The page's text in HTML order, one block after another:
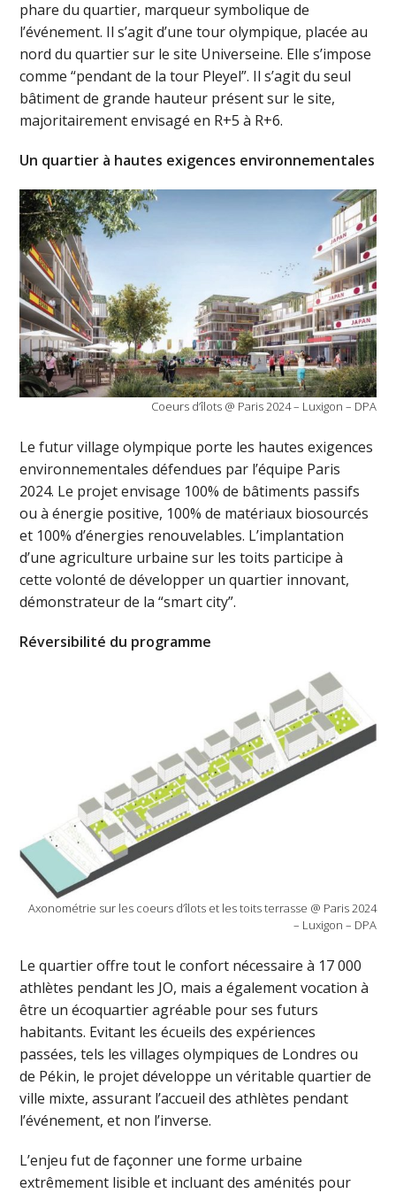
phare du quartier, marqueur symbolique de
l’événement. Il s’agit d’une tour olympique, placée au
nord du quartier sur le site Universeine. Elle s’impose
comme “pendant de la tour Pleyel”. Il s’agit du seul
bâtiment de grande hauteur présent sur le site,
majoritairement envisagé en R+5 à R+6.
Un quartier à hautes exigences environnementales
Coeurs d’îlots @ Paris 2024 – Luxigon – DPA
Le futur village olympique porte les hautes exigences
environnementales défendues par l’équipe Paris
2024. Le projet envisage 100% de bâtiments passifs
ou à énergie positive, 100% de matériaux biosourcés
et 100% d’énergies renouvelables. L’implantation
d’une agriculture urbaine sur les toits participe à
cette volonté de développer un quartier innovant,
démonstrateur de la “smart city”.
Réversibilité du programme
Axonométrie sur les coeurs d’îlots et les toits terrasse @ Paris 2024
– Luxigon – DPA
Le quartier offre tout le confort nécessaire à 17 000
athlètes pendant les JO, mais a également vocation à
être un écoquartier agréable pour ses futurs
habitants. Evitant les écueils des expériences
passées, tels les villages olympiques de Londres ou
de Pékin, le projet développe un véritable quartier de
ville mixte, assurant l’accueil des athlètes pendant
l’événement, et non l’inverse.
L’enjeu fut de façonner une forme urbaine
extrêmement lisible et incluant des aménités pour